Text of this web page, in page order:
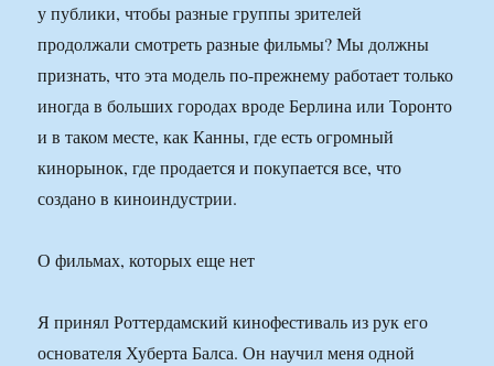
у публики, чтобы разные группы зрителей
продолжали смотреть разные фильмы? Мы должны
признать, что эта модель по-прежнему работает только
иногда в больших городах вроде Берлина или Торонто
и в таком месте, как Канны, где есть огромный
кинорынок, где продается и покупается все, что
создано в киноиндустрии.
О фильмах, которых еще нет
Я принял Роттердамский кинофестиваль из рук его
основателя Хуберта Балса. Он научил меня одной